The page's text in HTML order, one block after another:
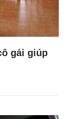
gái giúp